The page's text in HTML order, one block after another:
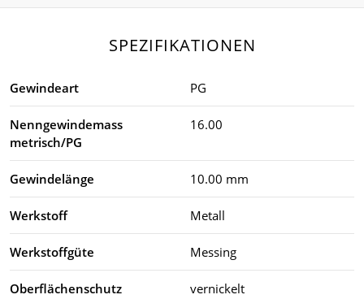
SPEZIFIKATIONEN
Gewindeart PG
Nenngewindemass
metrisch/PG
16.00
Gewindelänge 10.00 mm
Werkstoff Metall
Werkstoffgüte Messing
Oberflächenschutz vernickelt